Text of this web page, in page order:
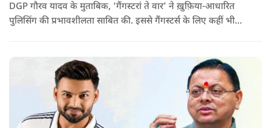
DGP गौरव यादव के मुताबिक, ‘गैंगस्टरां ते वार’ ने ख़ुफ़िया-आधारित
पुलिसिंग की प्रभावशीलता साबित की. इससे गैंगस्टर्स के लिए कहीं भी